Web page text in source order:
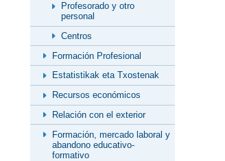
Profesorado y otro
personal
Centros
Formación Profesional
Estatistikak eta Txostenak
Recursos económicos
Relación con el exterior
Formación, mercado laboral y
abandono educativo-
formativo